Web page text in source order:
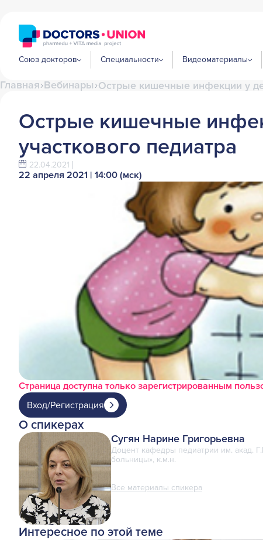
Союз докторов Специальности Видеоматериалы
Главная Вебинары Острые кишечные инфекции у
Острые кишечные
участкового педиатра
22.04.2021
22 апреля 2021 | 14:00 (мск)
Страница доступна только зарегистрированным
Вход/Регистрация
О спикерах
Сугян Нарине Григорьевна
Доцент кафедры педиатрии им. акад.
больницы», к.м.н.
Все материалы спикера
Интересное по этой теме